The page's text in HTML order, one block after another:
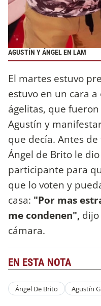
AGUSTÍN Y ÁNGEL EN LAM
El martes estuvo
estuvo en un cara a
ágelitas, que
Agustín y
que decía. Antes
Ángel de Brito le
participante para
que lo voten y
casa: "Por mas
me condenen",
cámara.
EN ESTA NOTA
Ángel De Brito Agustín